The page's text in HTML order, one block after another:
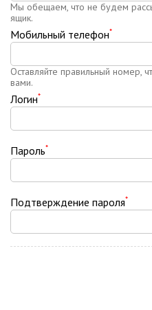
Мы обещаем, что не будем
ящик.
Мобильный телефон*
Оставляйте правильный номер,
вами.
Логин*
Пароль*
Подтверждение пароля*